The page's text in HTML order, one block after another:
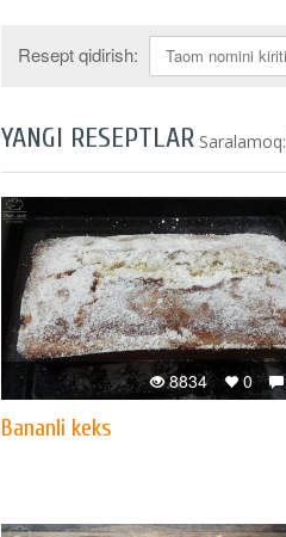
Resept qidirish:
YANGI RESEPTLAR Saralamoq:
0
8834
Bananli keks